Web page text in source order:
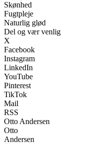
Skønhed
Fugtpleje
Naturlig glød
Del og vær venlig
X
Facebook
Instagram
LinkedIn
YouTube
Pinterest
TikTok
Mail
RSS
Otto Andersen
Otto
Andersen